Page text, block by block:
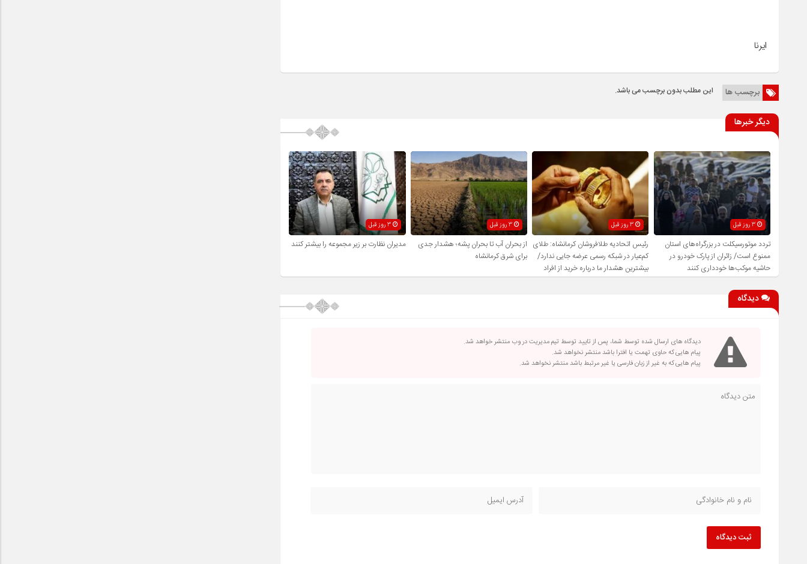
ایرنا
برچسب ها این مطلب بدون برچسب می باشد.
دیگر خبرها
3 روز قبل
تردد موتورسیکلت در بزرگراه‌های استان
ممنوع است/ زائران از پارک خودرو در
حاشیه موکب‌ها خودداری کنند
3 روز قبل
رئیس اتحادیه طلافروشان کرمانشاه: طلای
کم‌عیار در شبکه رسمی عرضه جایی ندارد/
بیشترین هشدار ما درباره خرید از افراد
فاقد صلاحیت است
3 روز قبل
از بحران آب تا بحران پشه؛ هشدار جدی
برای شرق کرمانشاه
3 روز قبل
مدیران نظارت بر زیر مجموعه را بیشتر کنند
دیدگاه
دیدگاه های ارسال شده توسط شما، پس از تایید توسط تیم مدیریت در وب منتشر خواهد شد.
پیام هایی که حاوی تهمت یا افترا باشد منتشر نخواهد شد.
پیام هایی که به غیر از زبان فارسی یا غیر مرتبط باشد منتشر نخواهد شد.
ثبت دیدگاه